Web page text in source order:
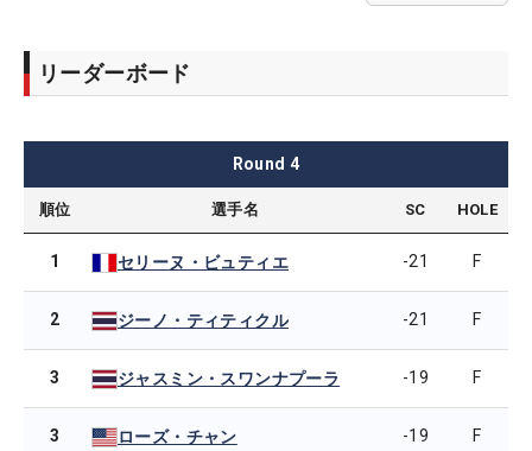
リーダーボード
Round 4
順位 選手名 SC HOLE
1 セリーヌ・ビュティエ -21 F
2 ジーノ・ティティクル -21 F
3 ジャスミン・スワンナプーラ -19 F
3 ローズ・チャン -19 F